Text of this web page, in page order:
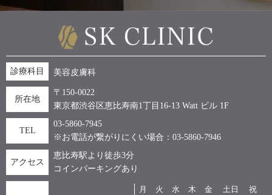
診療科目 美容皮膚科
所在地
〒150-0022
東京都渋谷区恵比寿南1丁目16-13 Watt ビル 1F
TEL
03-5860-7945
※お電話が繋がりにくい場合：03-5860-7946
アクセス
恵比寿駅より徒歩3分
コインパーキングあり
月 火 水 木 金 土日
祝